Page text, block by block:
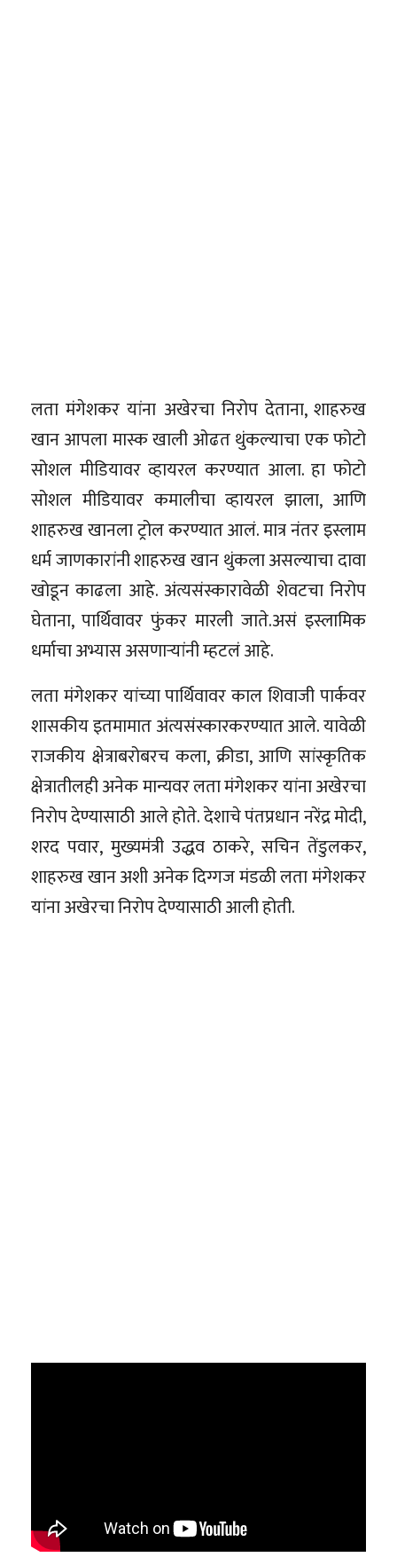
लता मंगेशकर यांना अखेरचा निरोप देताना, शाहरुख
खान आपला मास्क खाली ओढत थुंकल्याचा एक फोटो
सोशल मीडियावर व्हायरल करण्यात आला. हा फोटो
सोशल मीडियावर कमालीचा व्हायरल झाला, आणि
शाहरुख खानला ट्रोल करण्यात आलं. मात्र नंतर इस्लाम
धर्म जाणकारांनी शाहरुख खान थुंकला असल्याचा दावा
खोडून काढला आहे. अंत्यसंस्कारावेळी शेवटचा निरोप
घेताना, पार्थिवावर फुंकर मारली जाते.असं इस्लामिक
धर्माचा अभ्यास असणाऱ्यांनी म्हटलं आहे.
लता मंगेशकर यांच्या पार्थिवावर काल शिवाजी पार्कवर
शासकीय इतमामात अंत्यसंस्कारकरण्यात आले. यावेळी
राजकीय क्षेत्राबरोबरच कला, क्रीडा, आणि सांस्कृतिक
क्षेत्रातीलही अनेक मान्यवर लता मंगेशकर यांना अखेरचा
निरोप देण्यासाठी आले होते. देशाचे पंतप्रधान नरेंद्र मोदी,
शरद पवार, मुख्यमंत्री उद्धव ठाकरे, सचिन तेंडुलकर,
शाहरुख खान अशी अनेक दिग्गज मंडळी लता मंगेशकर
यांना अखेरचा निरोप देण्यासाठी आली होती.